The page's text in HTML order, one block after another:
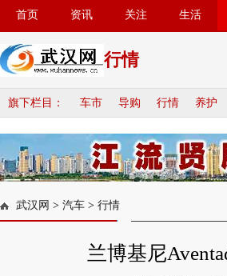
首页 资讯 关注 生活
行情
旗下栏目： 车市 导购 行情 养护
武汉网 > 汽车 > 行情
兰博基尼